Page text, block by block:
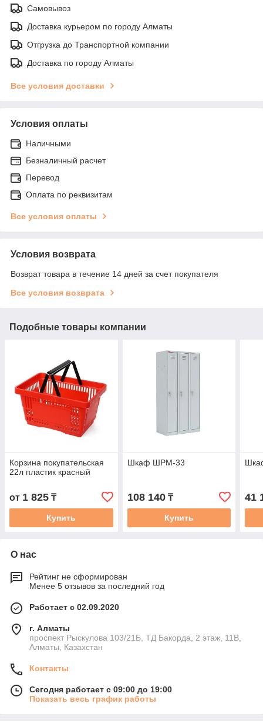
Самовывоз
Доставка курьером по городу Алматы
Отгрузка до Транспортной компании
Доставка по городу Алматы
Все условия доставки
Условия оплаты
Наличными
Безналичный расчет
Перевод
Оплата по реквизитам
Все условия оплаты
Условия возврата
Возврат товара в течение 14 дней за счет покупателя
Все условия возврата
Подобные товары компании
Корзина покупательская
22л пластик красный
от 1 825 ₸
Купить
Шкаф ШРМ-33
108 140₸
Купить
41
О нас
Рейтинг не сформирован
Менее 5 отзывов за последний год
Работает с 02.09.2020
г. Алматы
проспект Рыскулова 103/21Б, ТД Бакорда, 2 этаж, 11В,
Алматы, Казахстан
Контакты
Сегодня работает с 09:00 до 19:00
Показать весь график работы